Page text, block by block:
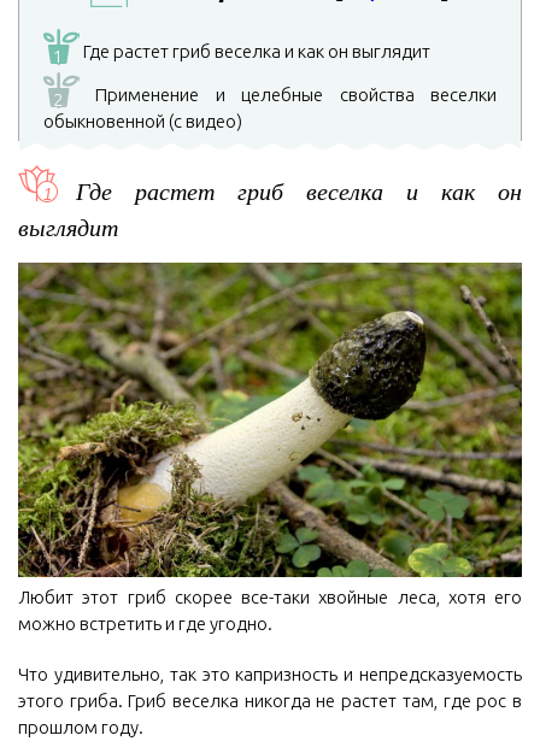
1 Где растет гриб веселка и как он выглядит
2
Применение и целебные свойства веселки
обыкновенной (с видео)
Где растет гриб веселка и как он
выглядит
Любит этот гриб скорее все-таки хвойные леса, хотя его
можно встретить и где угодно.
Что удивительно, так это капризность и непредсказуемость
этого гриба. Гриб веселка никогда не растет там, где рос в
прошлом году.